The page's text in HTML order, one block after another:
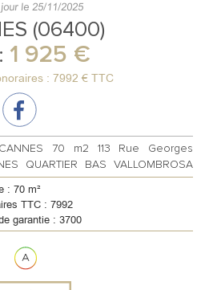
le 25/11/2025
(06400)
1 925 €
: 7992 € TTC
70 m2 113 Rue Georges
QUARTIER BAS VALLOMBROSA
sur axe principal...
: 70 m²
TTC : 7992
garantie : 3700
charges : Forfaitaires mensuelles
: Non